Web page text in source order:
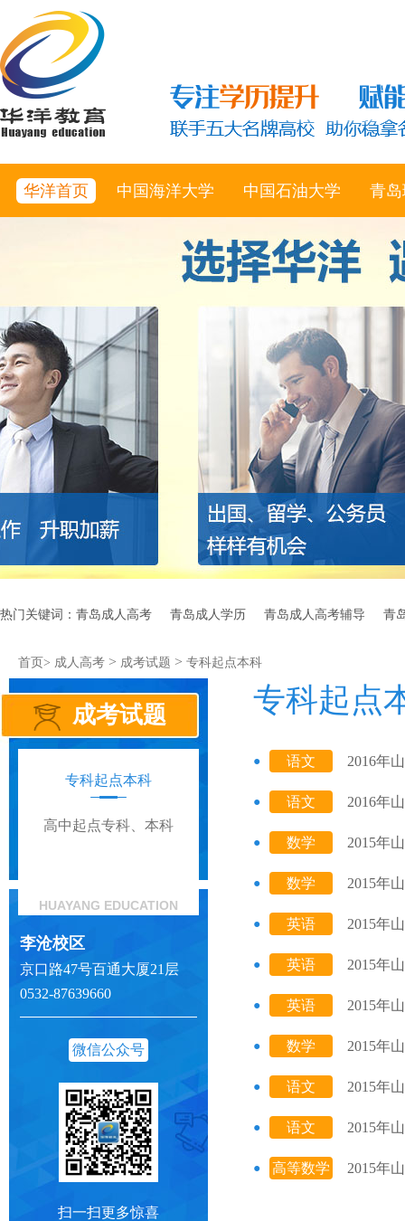
华洋首页 中国海洋大学 中国石油大学 青
热门关键词： 青岛成人高考 青岛成人学历 青岛成人高考辅导 青
首页> 成人高考 > 成考试题 > 专科起点本科
成考试题
专科起点本科
高中起点专科、本科
HUAYANG EDUCATION
李沧校区
京口路47号百通大厦21层
0532-87639660
微信公众号
扫一扫更多惊喜
专科起点
语文 2016年
语文 2016年
数学
2015年
数学
2015年
英语 2015年
英语 2015年
英语 2015年
数学
2015年
语文 2015年
语文 2015年
高等数学
2015年